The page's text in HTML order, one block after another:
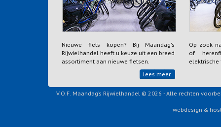
Nieuwe fiets kopen? Bij Maandag's
Rijwielhandel heeft u keuze uit een breed
assortiment aan nieuwe fietsen.
lees meer
Op zoek
of
elektrische
V.O.F. Maandag’s Rijwielhandel © 2026 - Alle rechten
webdesign &